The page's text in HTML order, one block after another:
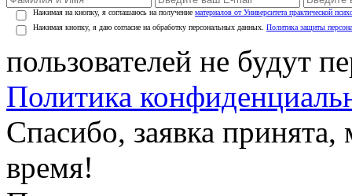
Нажимая на кнопку, я соглашаюсь на получение материалов от Университета практической
Нажимая кнопку, я даю согласие на обработку персональных данных. Политика защиты
пользователей не будут
Политика
Спасибо, заявка
время!